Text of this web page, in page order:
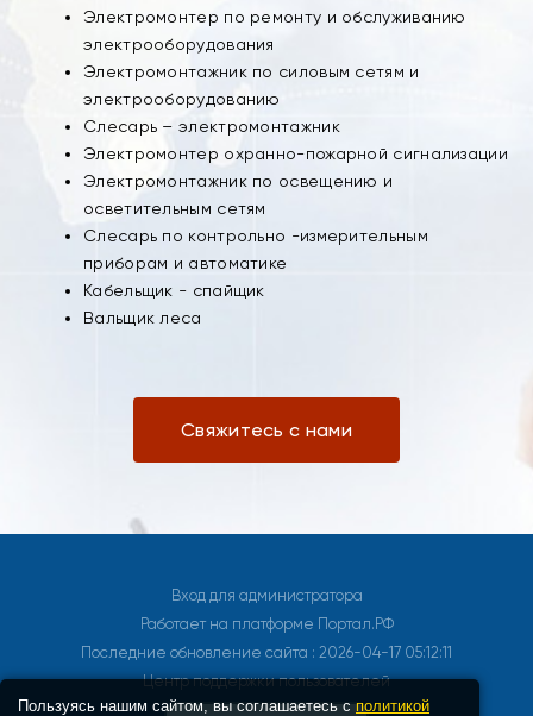
Электромонтер по ремонту и обслуживанию
электрооборудования
Электромонтажник по силовым сетям и
электрооборудованию
Слесарь – электромонтажник
Электромонтер охранно-пожарной сигнализации
Электромонтажник по освещению и
осветительным сетям
Слесарь по контрольно -измерительным
приборам и автоматике
Кабельщик - спайщик
Вальщик леса
Свяжитесь с нами
Вход для администратора
Работает на платформе Портал.РФ
Последние обновление сайта : 2026-04-17 05:12:11
Центр поддержки пользователей
Пользуясь нашим сайтом, вы соглашаетесь сполитикой